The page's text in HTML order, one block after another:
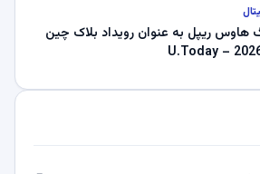
هاوس ریپل به عنوان رویداد بلاک چین